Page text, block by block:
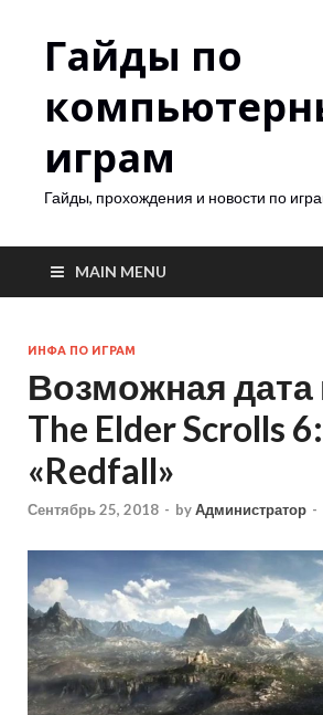
Гайды по
играм
Гайды, прохождения и новости по
MAIN MENU
ИНФА ПО ИГРАМ
Возможная
The Elder Scrolls 6:
«Redfall»
Сентябрь 25, 2018 - byАдминистратор -